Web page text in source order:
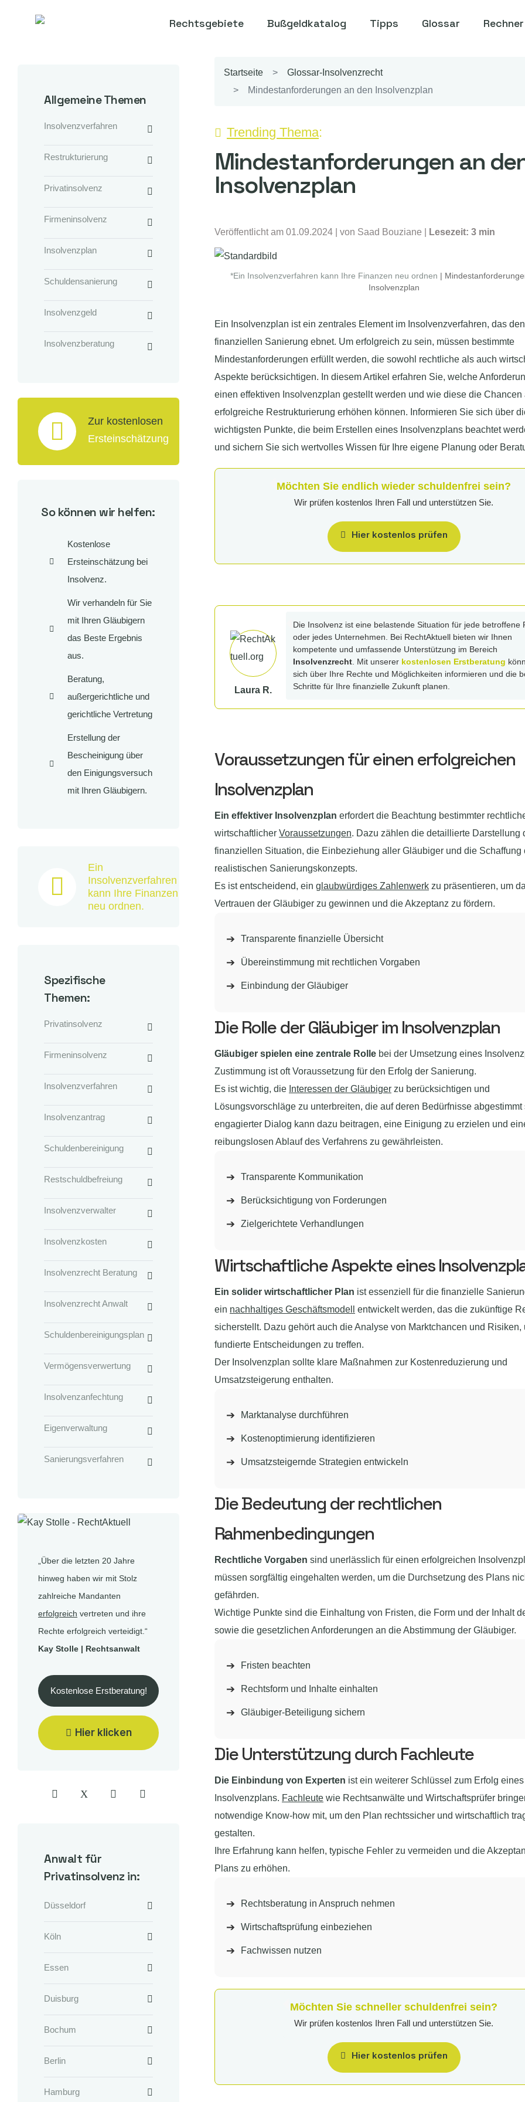
Rechtsgebiete Bußgeldkatalog Tipps Glossar Rechner
Allgemeine Themen
Insolvenzverfahren
Restrukturierung
Privatinsolvenz
Firmeninsolvenz
Insolvenzplan
Schuldensanierung
Insolvenzgeld
Insolvenzberatung
Zur kostenlosen
Ersteinschätzung
So können wir helfen:
Kostenlose
Ersteinschätzung bei
Insolvenz.
Wir verhandeln für Sie
mit Ihren Gläubigern
das Beste Ergebnis
aus.
Beratung,
außergerichtliche und
gerichtliche Vertretung
Erstellung der
Bescheinigung über
den Einigungsversuch
mit Ihren Gläubigern.
Ein
Insolvenzverfahren
kann Ihre Finanzen
neu ordnen.
Spezifische
Themen:
Privatinsolvenz
Firmeninsolvenz
Insolvenzverfahren
Insolvenzantrag
Schuldenbereinigung
Restschuldbefreiung
Insolvenzverwalter
Insolvenzkosten
Insolvenzrecht Beratung
Insolvenzrecht Anwalt
Schuldenbereinigungsplan
Vermögensverwertung
Insolvenzanfechtung
Eigenverwaltung
Sanierungsverfahren
„Über die letzten 20 Jahre
hinweg haben wir mit Stolz
zahlreiche Mandanten
erfolgreich vertreten und ihre
Rechte erfolgreich verteidigt.“
Kay Stolle | Rechtsanwalt
Kostenlose Erstberatung!
Hier klicken
Anwalt für
Privatinsolvenz in:
Düsseldorf
Köln
Essen
Duisburg
Bochum
Berlin
Hamburg
Startseite
Glossar-Insolvenzrecht
Mindestanforderungen an den Insolvenzplan
Trending Thema:
Mindestanforderungen an
Insolvenzplan
Veröffentlicht am 01.09.2024 | von Saad Bouziane Lesezeit: 3 min
*Ein Insolvenzverfahren kann Ihre Finanzen neu ordnen |
Insolvenzplan
Ein Insolvenzplan ist ein zentrales Element im Insolvenzverfahren, das
finanziellen Sanierung ebnet. Um erfolgreich zu sein, müssen bestimmte
Mindestanforderungen erfüllt werden, die sowohl rechtliche als auch
Aspekte berücksichtigen. In diesem Artikel erfahren Sie, welche
einen effektiven Insolvenzplan gestellt werden und wie diese die Chancen
erfolgreiche Restrukturierung erhöhen können. Informieren Sie sich über
wichtigsten Punkte, die beim Erstellen eines Insolvenzplans beachtet
und sichern Sie sich wertvolles Wissen für Ihre eigene Planung oder
Möchten Sie endlich wieder schuldenfrei sein?
Wir prüfen kostenlos Ihren Fall und unterstützen Sie.
Hier kostenlos prüfen
Laura R.
Die Insolvenz ist eine belastende Situation für jede betroffene
oder jedes Unternehmen. Bei RechtAktuell bieten wir Ihnen
kompetente und umfassende Unterstützung im Bereich
Insolvenzrecht . Mit unserer kostenlosen Erstberatung
sich über Ihre Rechte und Möglichkeiten informieren und die
Schritte für Ihre finanzielle Zukunft planen.
Voraussetzungen für einen erfolgreichen
Insolvenzplan
Ein effektiver Insolvenzplan erfordert die Beachtung bestimmter
wirtschaftlicher Voraussetzungen. Dazu zählen die detaillierte Darstellung
finanziellen Situation, die Einbeziehung aller Gläubiger und die Schaffung
realistischen Sanierungskonzepts.
Es ist entscheidend, ein glaubwürdiges Zahlenwerk zu präsentieren, um
Vertrauen der Gläubiger zu gewinnen und die Akzeptanz zu fördern.
Transparente finanzielle Übersicht
Übereinstimmung mit rechtlichen Vorgaben
Einbindung der Gläubiger
Die Rolle der Gläubiger im Insolvenzplan
Gläubiger spielen eine zentrale Rolle bei der Umsetzung eines
Zustimmung ist oft Voraussetzung für den Erfolg der Sanierung.
Es ist wichtig, die Interessen der Gläubiger zu berücksichtigen und
Lösungsvorschläge zu unterbreiten, die auf deren Bedürfnisse abgestimmt
engagierter Dialog kann dazu beitragen, eine Einigung zu erzielen und
reibungslosen Ablauf des Verfahrens zu gewährleisten.
Transparente Kommunikation
Berücksichtigung von Forderungen
Zielgerichtete Verhandlungen
Wirtschaftliche Aspekte eines
Ein solider wirtschaftlicher Plan ist essenziell für die finanzielle
ein nachhaltiges Geschäftsmodell
entwickelt werden, das die zukünftige
sicherstellt. Dazu gehört auch die Analyse von Marktchancen und Risiken,
fundierte Entscheidungen zu treffen.
Der Insolvenzplan sollte klare Maßnahmen zur Kostenreduzierung und
Umsatzsteigerung enthalten.
Marktanalyse durchführen
Kostenoptimierung identifizieren
Umsatzsteigernde Strategien entwickeln
Die Bedeutung der rechtlichen
Rahmenbedingungen
Rechtliche Vorgaben sind unerlässlich für einen erfolgreichen
müssen sorgfältig eingehalten werden, um die Durchsetzung des Plans
gefährden.
Wichtige Punkte sind die Einhaltung von Fristen, die Form und der Inhalt
sowie die gesetzlichen Anforderungen an die Abstimmung der Gläubiger.
Fristen beachten
Rechtsform und Inhalte einhalten
Gläubiger-Beteiligung sichern
Die Unterstützung durch Fachleute
Die Einbindung von Experten ist ein weiterer Schlüssel zum Erfolg eines
Insolvenzplans. Fachleute wie Rechtsanwälte und Wirtschaftsprüfer
notwendige Know-how mit, um den Plan rechtssicher und wirtschaftlich
gestalten.
Ihre Erfahrung kann helfen, typische Fehler zu vermeiden und die
Plans zu erhöhen.
Rechtsberatung in Anspruch nehmen
Wirtschaftsprüfung einbeziehen
Fachwissen nutzen
Möchten Sie schneller schuldenfrei sein?
Wir prüfen kostenlos Ihren Fall und unterstützen Sie.
Hier kostenlos prüfen